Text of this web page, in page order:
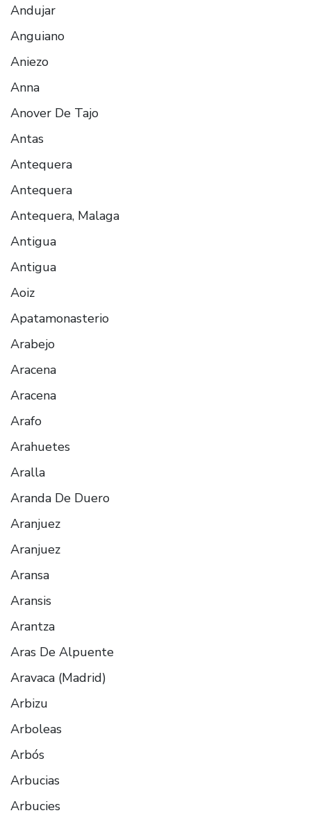
Andujar
Anguiano
Aniezo
Anna
Anover De Tajo
Antas
Antequera
Antequera
Antequera, Malaga
Antigua
Antigua
Aoiz
Apatamonasterio
Arabejo
Aracena
Aracena
Arafo
Arahuetes
Aralla
Aranda De Duero
Aranjuez
Aranjuez
Aransa
Aransis
Arantza
Aras De Alpuente
Aravaca (Madrid)
Arbizu
Arboleas
Arbós
Arbucias
Arbucies